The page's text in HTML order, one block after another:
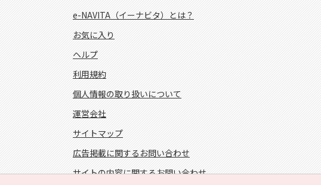
e-NAVITA（イーナビタ）とは？
お気に入り
ヘルプ
利用規約
個人情報の取り扱いについて
運営会社
サイトマップ
広告掲載に関するお問い合わせ
サイトの内容に関するお問い合わせ